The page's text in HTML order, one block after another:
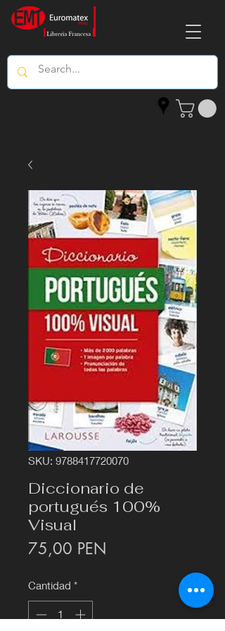
SKU: 9788417720070
Diccionario de
portugués 100%
Visual
75,00 PEN
Cantidad *